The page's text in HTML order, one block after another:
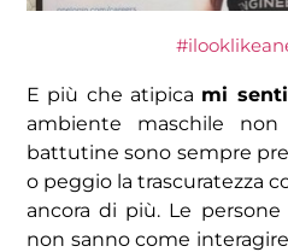
E più che atipica mi
ambiente maschile
battutine sono sempre
o peggio la trascuratezza
ancora di più. Le
non sanno come